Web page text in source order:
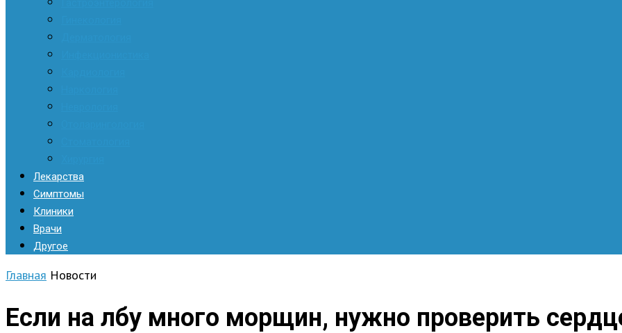
Лекарства
Симптомы
Клиники
Врачи
Другое
Главная Новости
Если на лбу много морщин, нужно проверить